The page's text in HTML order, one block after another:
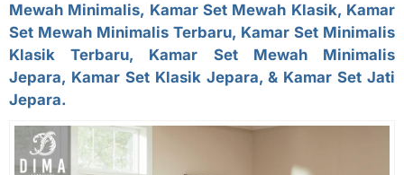
Mewah Minimalis, Kamar Set Mewah Klasik, Kamar
Set Mewah Minimalis Terbaru, Kamar Set Minimalis
Klasik Terbaru, Kamar Set Mewah Minimalis
Jepara, Kamar Set Klasik Jepara, & Kamar Set Jati
Jepara.